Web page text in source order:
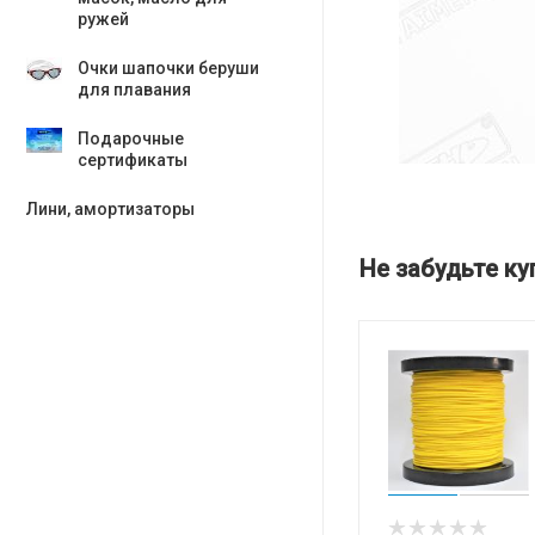
ружей
Очки шапочки беруши
для плавания
Подарочные
сертификаты
Лини, амортизаторы
Не забудьте